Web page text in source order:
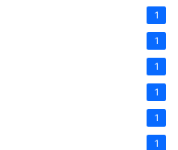
1
1
1
1
1
1